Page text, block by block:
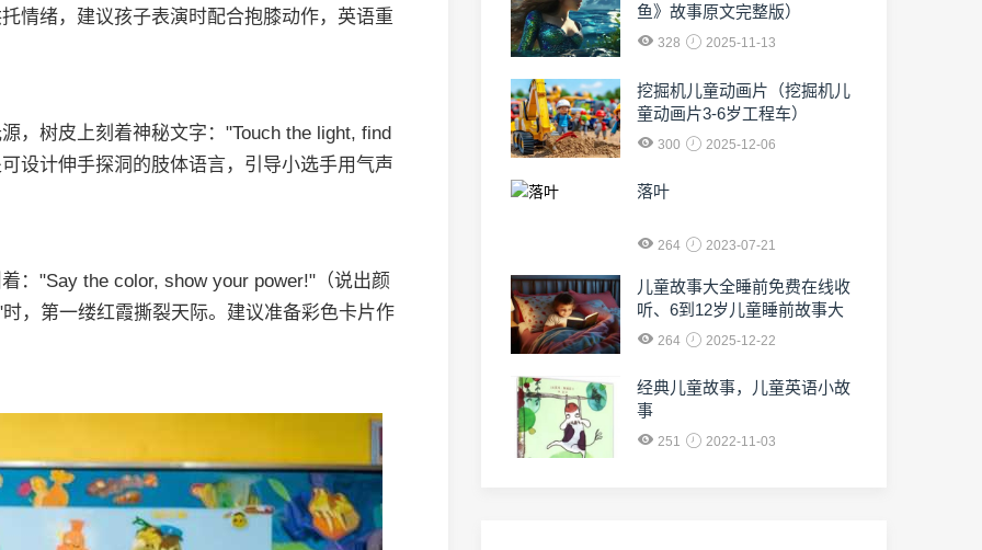
情绪，建议孩子表演时配合抱膝动作，英语重
，树皮上刻着神秘文字："Touch the light, find
设计伸手探洞的肢体语言，引导小选手用气声
："Say the color, show your power!"（说出颜
，第一缕红霞撕裂天际。建议准备彩色卡片作
鱼》故事原文完整版）
328 2025-11-13
挖掘机儿童动画片（挖掘机儿
童动画片3-6岁工程车）
300 2025-12-06
落叶
264 2023-07-21
儿童故事大全睡前免费在线收
听、6到12岁儿童睡前故事大
全免费收听
264 2025-12-22
经典儿童故事，儿童英语小故
事
251 2022-11-03